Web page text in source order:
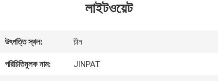
VR
প্রদর্শন
লাইটওয়েট
উৎপত্তি স্থল: চীন
পরিচিতিমুলক নাম: JINPAT